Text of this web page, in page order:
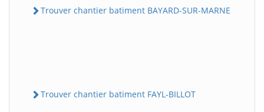
Trouver chantier batiment BAYARD-SUR-MARNE
Trouver chantier batiment FAYL-BILLOT